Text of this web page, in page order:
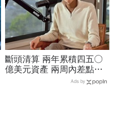
斷頭清算 兩年累積四五○
億美元資產 兩周內差點全
爆倉 華爾街少年股神四倍
Ads by